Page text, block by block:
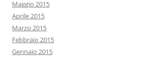
Maggio 2015
Aprile 2015
Marzo 2015
Febbraio 2015
Gennaio 2015